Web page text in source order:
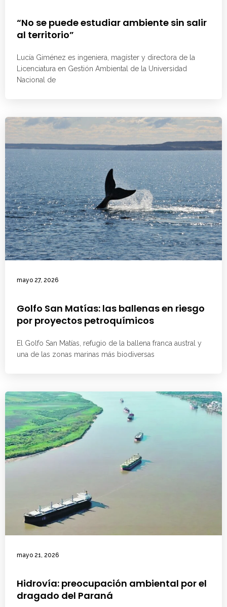
“No se puede estudiar ambiente sin salir
al territorio”
Lucía Giménez es ingeniera, magíster y directora de la
Licenciatura en Gestión Ambiental de la Universidad
Nacional de
mayo 27, 2026
Golfo San Matías: las ballenas en riesgo
por proyectos petroquímicos
El Golfo San Matías, refugio de la ballena franca austral y
una de las zonas marinas más biodiversas
mayo 21, 2026
Hidrovía: preocupación ambiental por el
dragado del Paraná